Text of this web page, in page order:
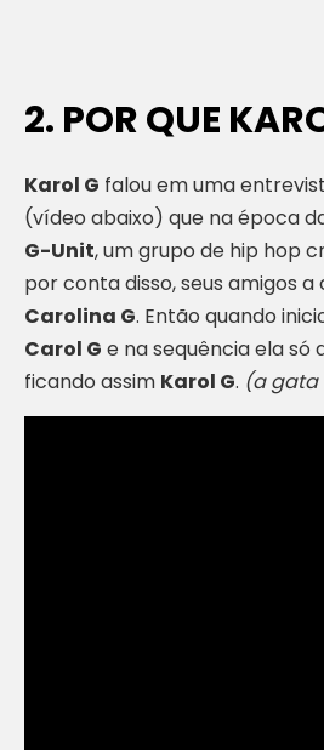
2. POR QUE
Karol G falou em uma
(vídeo abaixo) que na época
G-Unit, um grupo de hip hop
por conta disso, seus amigos
Carolina G. Então quando
Carol G e na sequência ela só
ficando assim Karol G. (a gata